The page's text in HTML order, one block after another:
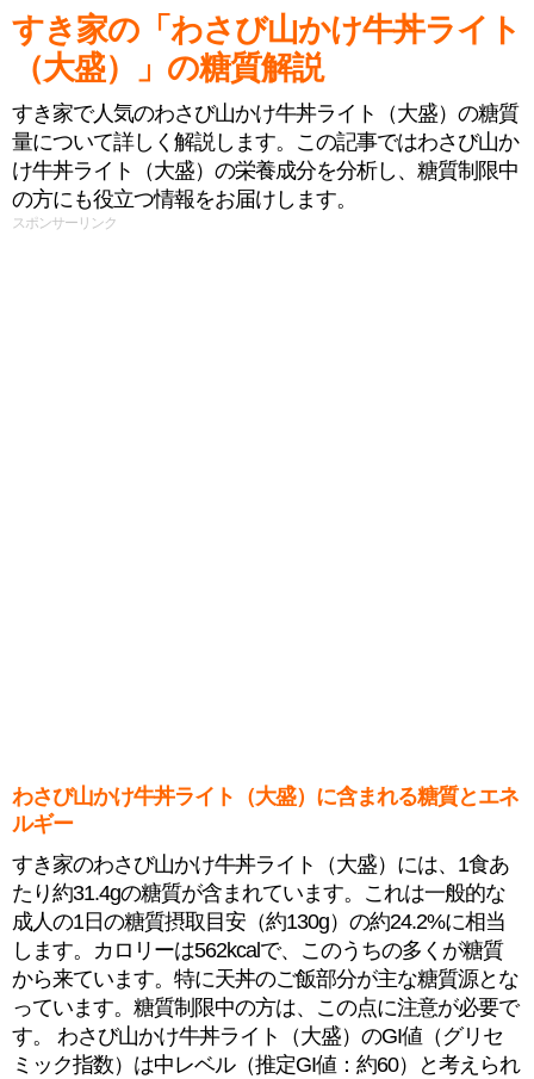
すき家の「わさび山かけ牛丼ライト
（大盛）」の糖質解説
すき家で人気のわさび山かけ牛丼ライト（大盛）の糖質
量について詳しく解説します。この記事ではわさび山か
け牛丼ライト（大盛）の栄養成分を分析し、糖質制限中
の方にも役立つ情報をお届けします。
スポンサーリンク
わさび山かけ牛丼ライト（大盛）に含まれる糖質とエネ
ルギー
すき家のわさび山かけ牛丼ライト（大盛）には、1食あ
たり約31.4gの糖質が含まれています。これは一般的な
成人の1日の糖質摂取目安（約130g）の約24.2%に相当
します。カロリーは562kcalで、このうちの多くが糖質
から来ています。特に天丼のご飯部分が主な糖質源とな
っています。糖質制限中の方は、この点に注意が必要で
す。 わさび山かけ牛丼ライト（大盛）のGI値（グリセ
ミック指数）は中レベル（推定GI値：約60）と考えられ